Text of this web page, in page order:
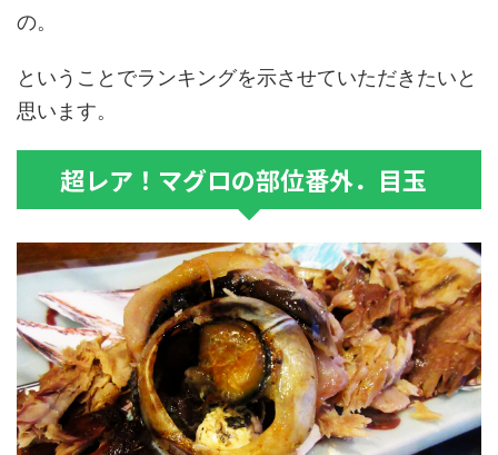
の。
ということでランキングを示させていただきたいと
思います。
超レア！マグロの部位番外．目玉